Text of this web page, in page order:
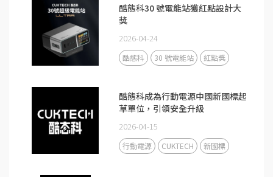
酷態科30 號電能站獲紅點設計大
獎
2026-04-24
酷態科 30 號電能站 紅點獎
酷態科成為行動電源中國新國標起
草單位，引領安全升級
2026-04-15
行動電源 CUKTECH 新國標